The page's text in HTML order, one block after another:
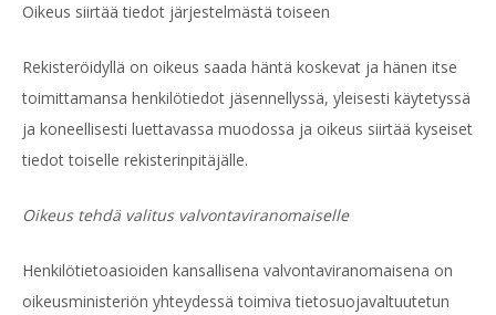
Oikeus siirtää tiedot järjestelmästä toiseen
Rekisteröidyllä on oikeus saada häntä koskevat ja hänen itse
toimittamansa henkilötiedot jäsennellyssä, yleisesti käytetyssä
ja koneellisesti luettavassa muodossa ja oikeus siirtää kyseiset
tiedot toiselle rekisterinpitäjälle.
Oikeus tehdä valitus valvontaviranomaiselle
Henkilötietoasioiden kansallisena valvontaviranomaisena on
oikeusministeriön yhteydessä toimiva tietosuojavaltuutetun